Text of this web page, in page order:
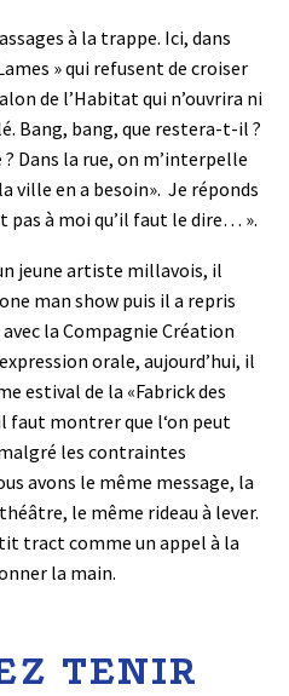
à la trappe. Ici, dans
» qui refusent de croiser
de l’Habitat qui n’ouvrira ni
Bang, bang, que restera-t-il ?
Dans la rue, on m’interpelle
ville en a besoin». Je réponds
pas à moi qu’il faut le dire… ».
jeune artiste millavois, il
man show puis il a repris
la Compagnie Création
orale, aujourd’hui, il
estival de la «Fabrick des
faut montrer que l‘on peut
les contraintes
avons le même message, la
le même rideau à lever.
tract comme un appel à la
la main.
TENIR